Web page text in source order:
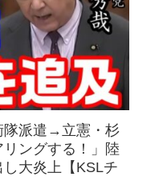
隊派遣→立憲・杉
ングする！」陸
大炎上【KSLチ